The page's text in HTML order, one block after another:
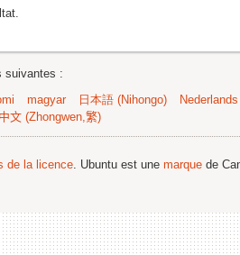
suivantes :
magyar 日本語 (Nihongo) Nederlands
中文 (Zhongwen,繁)
de la licence. Ubuntu est une marque de